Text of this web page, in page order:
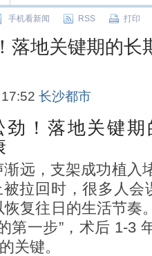
手机看新闻 RSS 打印
落地关键期的长
长沙都市
劲！落地关键
远，支架成功植入
拉回时，很多人会
恢复往日的生活节奏
第一步”，术后 1-3
关键。